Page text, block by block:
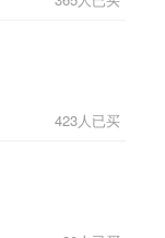
423人已买